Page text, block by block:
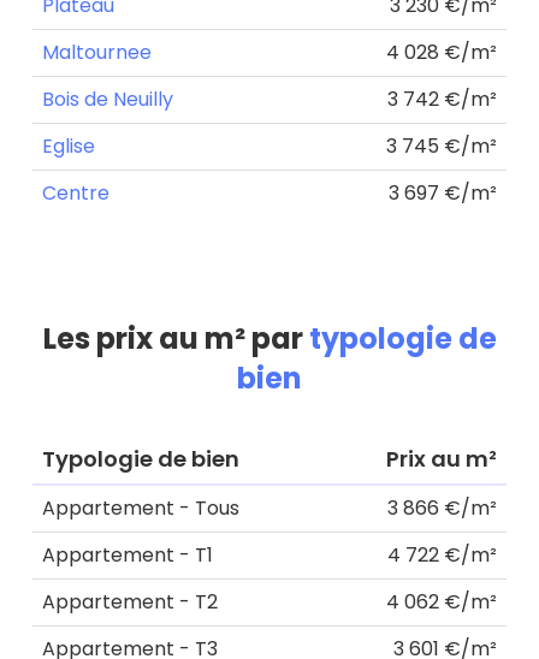
Maltournee
4 028 €/m²
Bois de Neuilly
3 742 €/m²
Eglise
3 745 €/m²
Centre
3 697 €/m²
Les prix au m² partypologie de
bien
Typologie de bien Prix au m²
Appartement - Tous
3 866 €/m²
Appartement - T1
4 722 €/m²
Appartement - T2
4 062 €/m²
Appartement - T3
3 601 €/m²